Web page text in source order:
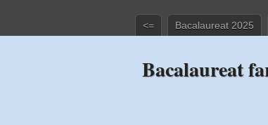
<= Bacalaureat 2025
Bacalaureat